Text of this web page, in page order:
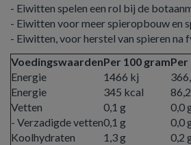
- Eiwitten spelen een rol bij de
- Eiwitten voor meer spieropbouw en
- Eiwitten, voor herstel van spieren na
VoedingswaardenPer 100 gramPer
Energie
1466 kj
Energie
345 kcal
Vetten
0,1 g
0,0
- Verzadigde vetten0,1 g
0,0
Koolhydraten
1,3 g
0,2